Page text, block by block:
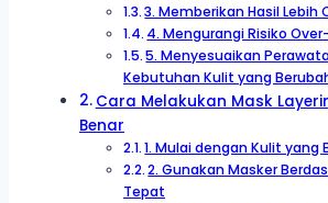
3. Memberikan Hasil Lebih
4. Mengurangi Risiko
5. Menyesuaikan
Kebutuhan Kulit yang
Cara Melakukan Mask
Benar
1. Mulai dengan Kulit yang
2. Gunakan Masker
Tepat